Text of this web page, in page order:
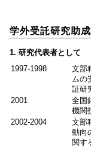
学外受託研究助
1. 研究代表者として
1997-1998
文部
ムの
証研
2001
全国
機関
2002-2004
文部
動向
関す